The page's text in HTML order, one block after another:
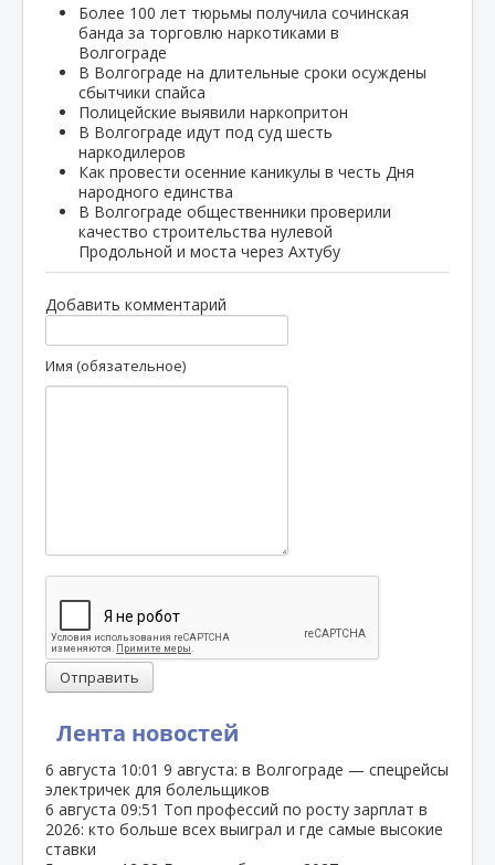
Лента новостей
6 августа 10:01 9 августа: в Волгограде — спецрейсы
электричек для болельщиков
6 августа 09:51 Топ профессий по росту зарплат в
2026: кто больше всех выиграл и где самые высокие
ставки
Более 100 лет тюрьмы получила сочинская
банда за торговлю наркотиками в
Волгограде
В Волгограде на длительные сроки осуждены
сбытчики спайса
Полицейские выявили наркопритон
В Волгограде идут под суд шесть
наркодилеров
Как провести осенние каникулы в честь Дня
народного единства
В Волгограде общественники проверили
качество строительства нулевой
Продольной и моста через Ахтубу
Добавить комментарий
Имя (обязательное)
Отправить